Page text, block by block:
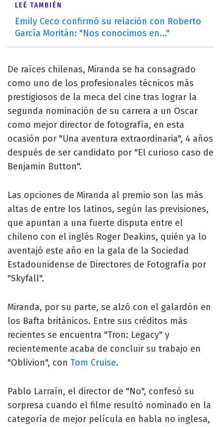
LEÉ TAMBIÉN
Emily Ceco confirmó su relación con Roberto
García Moritán: "Nos conocimos en..."
De raíces chilenas, Miranda se ha consagrado
como uno de los profesionales técnicos más
prestigiosos de la meca del cine tras lograr la
segunda nominación de su carrera a un Oscar
como mejor director de fotografía, en esta
ocasión por "Una aventura extraordinaria", 4 años
después de ser candidato por "El curioso caso de
Benjamin Button".
Las opciones de Miranda al premio son las más
altas de entre los latinos, según las previsiones,
que apuntan a una fuerte disputa entre el
chileno con el inglés Roger Deakins, quién ya lo
aventajó este año en la gala de la Sociedad
Estadounidense de Directores de Fotografía por
"Skyfall".
Miranda, por su parte, se alzó con el galardón en
los Bafta británicos. Entre sus créditos más
recientes se encuentra "Tron: Legacy" y
recientemente acaba de concluir su trabajo en
"Oblivion", con Tom Cruise.
Pablo Larraín, el director de "No", confesó su
sorpresa cuando el filme resultó nominado en la
categoría de mejor película en habla no inglesa,